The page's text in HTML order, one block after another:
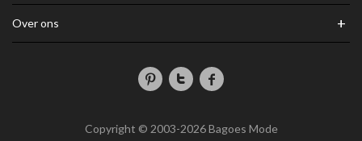
Over ons +
Copyright © 2003-2026 Bagoes Mode